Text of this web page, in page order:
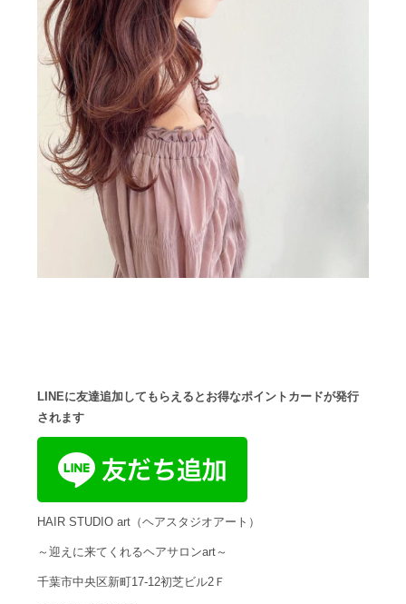
LINEに友達追加してもらえるとお得なポイントカードが発行
されます
HAIR STUDIO art（ヘアスタジオアート）
～迎えに来てくれるヘアサロンart～
千葉市中央区新町17-12初芝ビル2Ｆ